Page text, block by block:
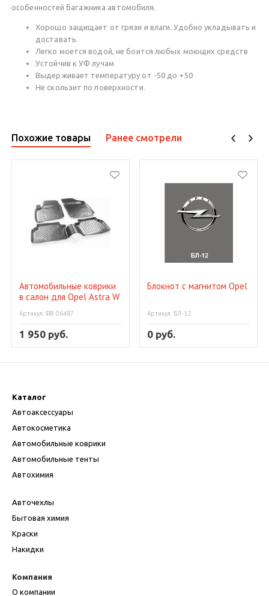
особенностей багажника автомобиля.
Хорошо защищает от грязи и влаги. Удобно укладывать и
доставать.
Легко моется водой, не боится любых моющих средств
Устойчив к УФ лучам
Выдерживает температуру от -50 до +50
Не скользит по поверхности.
Похожие товары Ранее смотрели
Автомобильные коврики
в салон для Opel Astra W
Артикул: ФВ 06487
1 950 руб.
Блокнот с магнитом Opel
Артикул: БЛ-12
0 руб.
Каталог
Автоаксессуары
Автокосметика
Автомобильные коврики
Автомобильные тенты
Автохимия
Авточехлы
Бытовая химия
Краски
Накидки
Компания
О компании